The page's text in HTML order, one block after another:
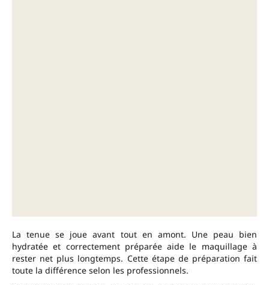
La tenue se joue avant tout en amont. Une peau bien
hydratée et correctement préparée aide le maquillage à
rester net plus longtemps. Cette étape de préparation fait
toute la différence selon les professionnels.